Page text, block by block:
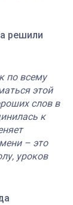
решили
по всему
этой
слов в
к
– это
уроков